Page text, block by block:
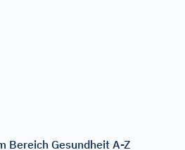
Bereich Gesundheit A-Z